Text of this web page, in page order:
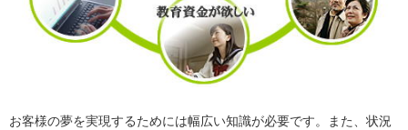
お客様の夢を実現するためには幅広い知識が必要です。また、状況